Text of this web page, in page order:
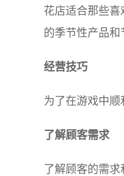
花店适合那些
的季节性产品和
经营技巧
为了在游戏中顺
了解顾客需求
了解顾客的需